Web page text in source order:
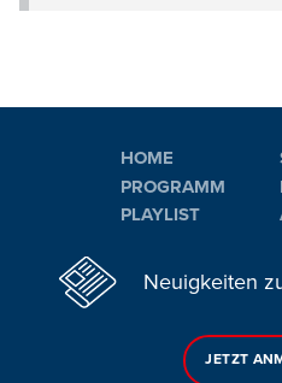
HOME
PROGRAMM
PLAYLIST
Neuigkeiten
JETZT